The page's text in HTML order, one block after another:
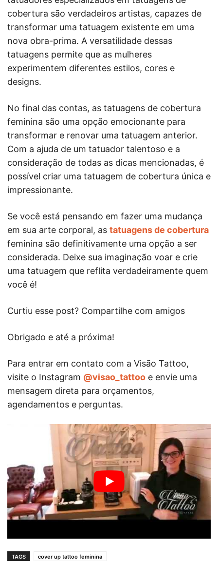
cobertura são verdadeiros artistas, capazes de
transformar uma tatuagem existente em uma
nova obra-prima. A versatilidade dessas
tatuagens permite que as mulheres
experimentem diferentes estilos, cores e
designs.
No final das contas, as tatuagens de cobertura
feminina são uma opção emocionante para
transformar e renovar uma tatuagem anterior.
Com a ajuda de um tatuador talentoso e a
consideração de todas as dicas mencionadas, é
possível criar uma tatuagem de cobertura única e
impressionante.
Se você está pensando em fazer uma mudança
em sua arte corporal, as tatuagens de cobertura
feminina são definitivamente uma opção a ser
considerada. Deixe sua imaginação voar e crie
uma tatuagem que reflita verdadeiramente quem
você é!
Curtiu esse post? Compartilhe com amigos
Obrigado e até a próxima!
Para entrar em contato com a Visão Tattoo,
visite o Instagram @visao_tattoo e envie uma
mensagem direta para orçamentos,
agendamentos e perguntas.
TAGS cover up tattoo feminina